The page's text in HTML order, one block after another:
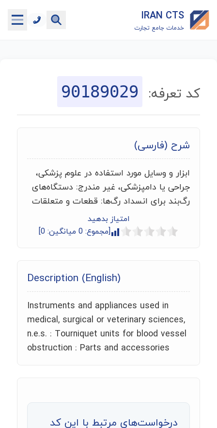
IRAN CTS
خدمات جامع تجارت
جستجوگر تعرفه گمرکی
ماشین حساب گمرکی
خدمات رایگان دیگر
کد تعرفه: 90189029
شرح (فارسی)
ابزار و وسایل مورد استفاده در علوم پزشکی،
جراحی یا دامپزشکی، غیر مندرج: دستگاه‌های
رگ‌بند برای انسداد رگ‌ها: قطعات و متعلقات
امتیاز بدهید
[مجموع: 0 میانگین: 0
]
Description (English)
Instruments and appliances used in
medical, surgical or veterinary sciences,
n.e.s. : Tourniquet units for blood vessel
obstruction : Parts and accessories
درخواست‌های مرتبط با این کد